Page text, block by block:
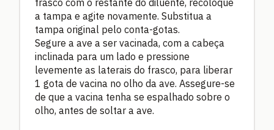
a tampa e agite novamente. Substitua a
tampa original pelo conta-gotas.
Segure a ave a ser vacinada, com a cabeça
inclinada para um lado e pressione
levemente as laterais do frasco, para liberar
1 gota de vacina no olho da ave. Assegure-se
de que a vacina tenha se espalhado sobre o
olho, antes de soltar a ave.